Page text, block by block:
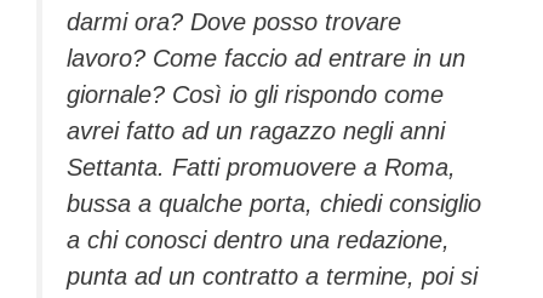
darmi ora? Dove posso trovare
lavoro? Come faccio ad entrare in un
giornale? Così io gli rispondo come
avrei fatto ad un ragazzo negli anni
Settanta. Fatti promuovere a Roma,
bussa a qualche porta, chiedi consiglio
a chi conosci dentro una redazione,
punta ad un contratto a termine, poi si